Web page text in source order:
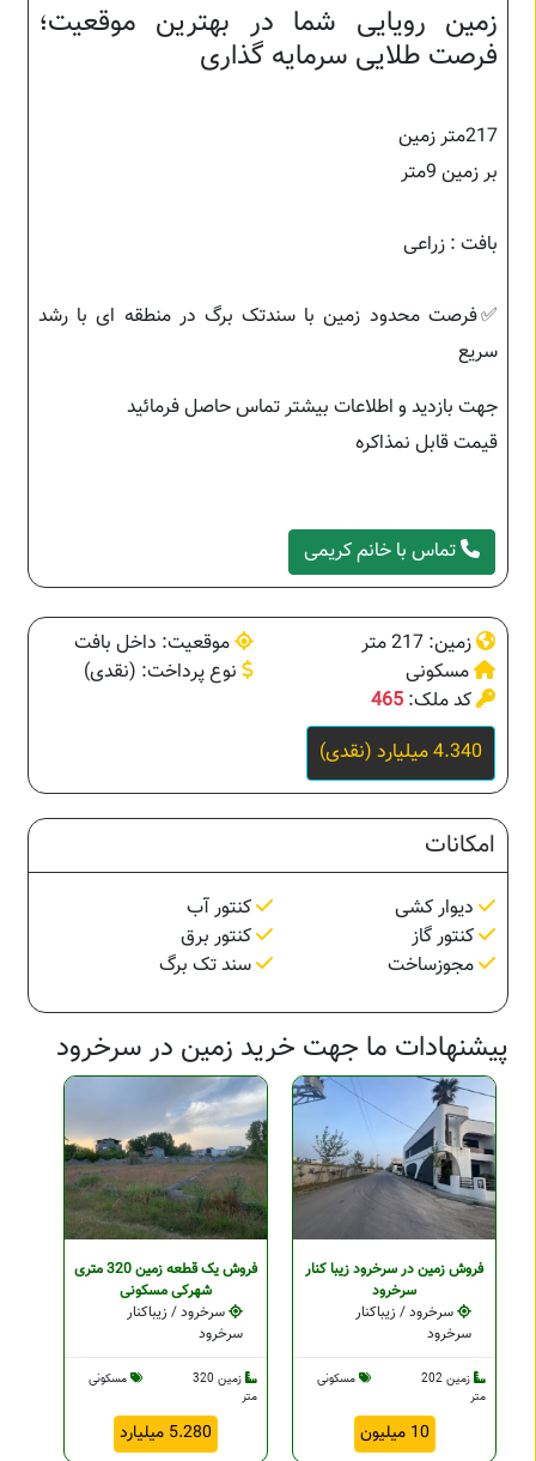
زمین رویایی شما در بهترین موقعیت؛
فرصت طلایی سرمایه گذاری
217متر زمین
بر زمین 9متر
بافت : زراعی
✅فرصت محدود زمین با سندتک برگ در منطقه ای با رشد
سریع
جهت بازدید و اطلاعات بیشتر تماس حاصل فرمائید
قیمت قابل نمذاکره
تماس با خانم کریمی
زمین: 217 متر
موقعیت: داخل بافت
مسکونی
نوع پرداخت: (نقدی)
کد ملک: 465
4.340 میلیارد (نقدی)
امکانات
دیوار کشی
کنتور آب
کنتور گاز
کنتور برق
مجوزساخت
سند تک برگ
پیشنهادات ما جهت خرید زمین در سرخرود
فروش زمین در سرخرود زیبا کنار
سرخرود
سرخرود / زیباکنار
سرخرود
زمین 202
متر
مسکونی
10 میلیون
فروش یک قطعه زمین 320 متری
شهرکی مسکونی
سرخرود / زیباکنار
سرخرود
زمین 320
متر
مسکونی
5.280 میلیارد